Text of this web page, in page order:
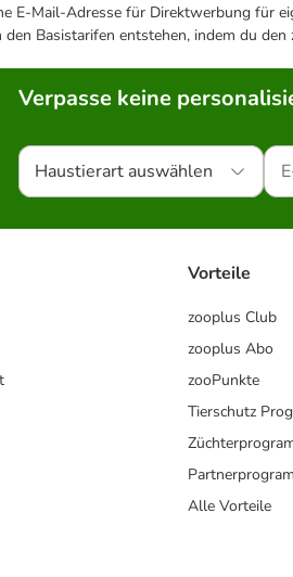
E-Mail-Adresse für Direktwerbung für
Basistarifen entstehen, indem du
Verpasse keine
Haustierart auswählen
Vorteile
zooplus Club
zooplus Abo
zooPunkte
Tierschutz
Alle Vorteile